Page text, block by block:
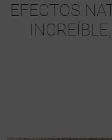
EFECTOS